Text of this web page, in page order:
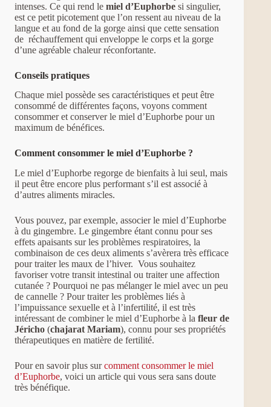
intenses. Ce qui rend le miel d’Euphorbe si singulier,
est ce petit picotement que l’on ressent au niveau de la
langue et au fond de la gorge ainsi que cette sensation
de réchauffement qui enveloppe le corps et la gorge
d’une agréable chaleur réconfortante.
Conseils pratiques
Chaque miel possède ses caractéristiques et peut être
consommé de différentes façons, voyons comment
consommer et conserver le miel d’Euphorbe pour un
maximum de bénéfices.
Comment consommer le miel d’Euphorbe ?
Le miel d’Euphorbe regorge de bienfaits à lui seul, mais
il peut être encore plus performant s’il est associé à
d’autres aliments miracles.
Vous pouvez, par exemple, associer le miel d’Euphorbe
à du gingembre. Le gingembre étant connu pour ses
effets apaisants sur les problèmes respiratoires, la
combinaison de ces deux aliments s’avèrera très efficace
pour traiter les maux de l’hiver. Vous souhaitez
favoriser votre transit intestinal ou traiter une affection
cutanée ? Pourquoi ne pas mélanger le miel avec un peu
de cannelle ? Pour traiter les problèmes liés à
l’impuissance sexuelle et à l’infertilité, il est très
intéressant de combiner le miel d’Euphorbe à la fleur de
Jéricho (chajarat Mariam), connu pour ses propriétés
thérapeutiques en matière de fertilité.
Pour en savoir plus surcomment consommer le miel
d’Euphorbe, voici un article qui vous sera sans doute
très bénéfique.